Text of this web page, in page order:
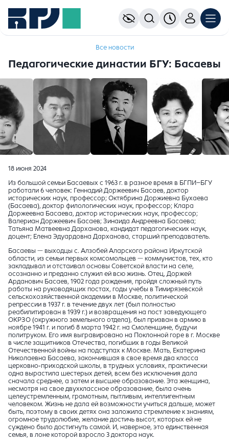
Все новости
Педагогические династии БГУ: Басаевы
18 июня 2024
Из большой семьи Басаевых с 1963 г. в разное время в БГПИ–БГУ
работали 6 человек: Геннадий Доржеевич Басаев, доктор
исторических наук, профессор; Октябрина Доржиевна Бухаева
(Басаева), доктор филологических наук, профессор; Клара
Доржеевна Басаева, доктор исторических наук, профессор;
Валериан Доржеевич Басаев; Зинаида Андреевна Басаева;
Татьяна Матвеевна Дарханова, кандидат педагогических наук,
доцент; Елена Эдуардовна Дарханова, старший преподаватель.
Басаевы — выходцы с. Алзобей Аларского района Иркутской
области, из семьи первых комсомольцев — коммунистов, тех, кто
закладывал и отстаивал основы Советской власти на селе,
осознанно и преданно служил ей всю жизнь. Отец, Доржей
Арданович Басаев, 1902 года рождения, пройдя сложный путь
работы на руководящих постах, годы учебы в Тимирязевской
сельскохозяйственной академии в Москве, политической
репрессии в 1937 г. в течение двух лет (был полностью
реабилитирован в 1939 г.) и возвращения на пост заведующего
ОКРЗО (окружного земельного отдела), был призван в армию в
ноябре 1941 г. и погиб 8 марта 1942 г. на Смоленщине, будучи
политруком. Его имя выгравировано на Поклонной горе в г. Москве
в числе защитников Отечества, погибших в годы Великой
Отечественной войны на подступах к Москве. Мать, Екатерина
Николаевна Басаева, закончившая в свое время два класса
церковно-приходской школы, в трудных условиях, практически
одна вырастила шестерых детей, всем без исключения дала
сначала среднее, а затем и высшее образование. Эта женщина,
несмотря на свое двухклассное образование, была очень
целеустремленным, грамотным, пытливым, интеллигентным
человеком. Жизнь не дала ей возможности учиться дальше, может
быть, поэтому в своих детях она заложила стремление к знаниям,
огромное трудолюбие, желание достичь высот, которых ей не
суждено было достигнуть самой. И, наверное, это единственная
семья, в лоне которой взросло 3 доктора наук.